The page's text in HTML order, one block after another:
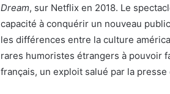
Dream, sur Netflix en 2018. Le
capacité à conquérir un nouveau
les différences entre la culture
rares humoristes étrangers à pouvoir
français, un exploit salué par la